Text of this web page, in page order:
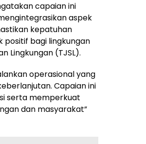
capaian ini
aspek
kepatuhan
bagi lingkungan
Lingkungan (TJSL).
operasional yang
Capaian ini
serta memperkuat
dan masyarakat”